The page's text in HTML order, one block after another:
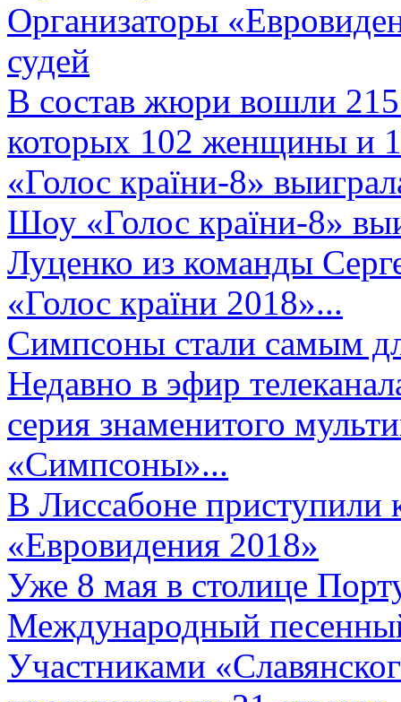
Организаторы
судей
В состав жюри вошли 215
которых 102 женщины и
«Голос країни-8»
Шоу «Голос країни-8»
Луценко из команды
«Голос країни 2018»...
Симпсоны стали самым
Недавно в эфир
серия знаменитого
«Симпсоны»...
В Лиссабоне приступили
«Евровидения 2018»
Уже 8 мая в столице
Международный
Участниками